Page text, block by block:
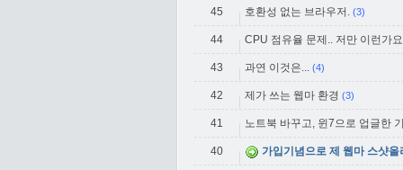
45 호환성 없는 브라우저. (3)
44 CPU 점유율 문제.. 저만 이런가
43 과연 이것은... (4)
42 제가 쓰는 웹마 환경 (3)
41 노트북 바꾸고, 윈7으로 업글한
40 가입기념으로 제 웹마 스샷올